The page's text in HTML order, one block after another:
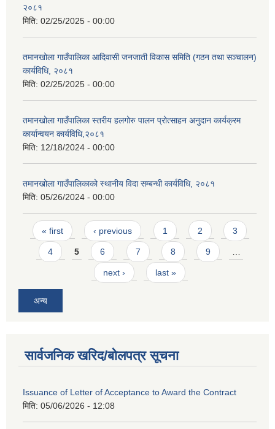
२०८१
मिति: 02/25/2025 - 00:00
तमानखोला गाउँपालिका आदिवासी जनजाती विकास समिति (गठन तथा सञ्चालन)
कार्यविधि, २०८१
मिति: 02/25/2025 - 00:00
तमानखोला गाउँपालिका स्तरीय हलगोरु पालन प्रोत्साहन अनुदान कार्यक्रम
कार्यान्वयन कार्यविधि,२०८१
मिति: 12/18/2024 - 00:00
तमानखोला गाउँपालिकाको स्थानीय विदा सम्बन्धी कार्यविधि, २०८१
मिति: 05/26/2024 - 00:00
Pages
« first ‹ previous 1 2 3
4 5 6 7 8 9
next › last »
अन्य
सार्वजनिक खरिद/बोलपत्र सूचना
Issuance of Letter of Acceptance to Award the Contract
मिति: 05/06/2026 - 12:08